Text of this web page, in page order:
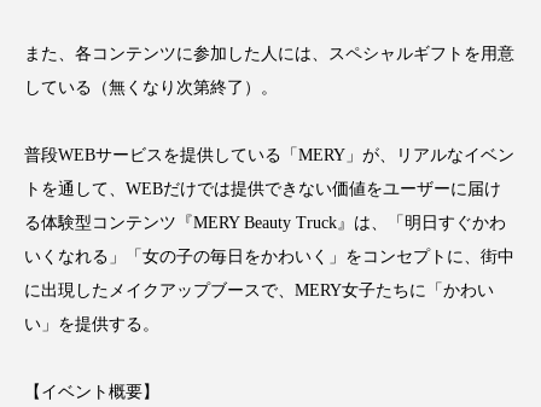
スキンケア スキンケア 習慣
スキンケアルーティン ストレス
スマートウォッチ スマートパッチ
スマートリング セーフプレイス セラミド
セラミド保湿
また、各コンテンツに参加した人には、スペシャルギフトを用意
している（無くなり次第終了）。
普段WEBサービスを提供している「MERY」が、リアルなイベン
トを通して、WEBだけでは提供できない価値をユーザーに届け
る体験型コンテンツ『MERY Beauty Truck』は、「明日すぐかわ
いくなれる」「女の子の毎日をかわいく」をコンセプトに、街中
に出現したメイクアップブースで、MERY女子たちに「かわい
い」を提供する。
【イベント概要】